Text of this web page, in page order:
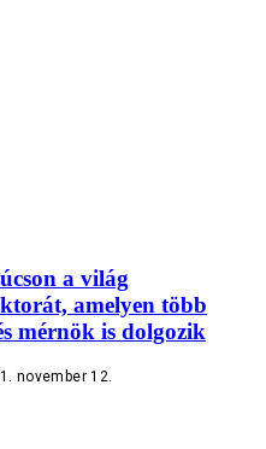
a világ
amelyen több
mérnök is dolgozik
november 12.